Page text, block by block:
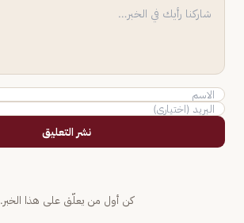
نشر التعليق
كن أول من يعلّق على هذا الخبر.